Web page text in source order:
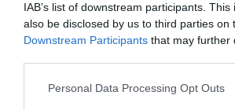
IAB’s list of downstream participants.
also be disclosed by us to third parties on
Downstream Participants that may further
Please note that this website/app uses
Personal Data Processing Opt Outs